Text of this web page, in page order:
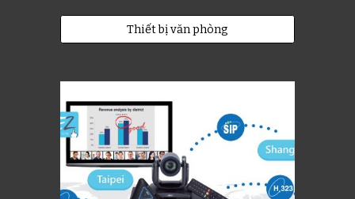
Thiết bị văn phòng